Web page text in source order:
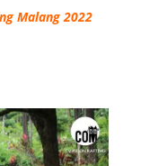
Malang 2022